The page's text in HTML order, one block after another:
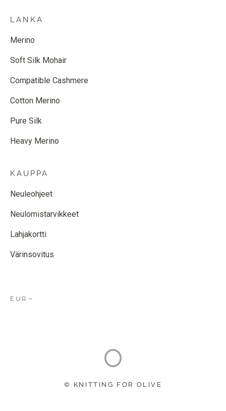
LANKA
Merino
Soft Silk Mohair
Compatible Cashmere
Cotton Merino
Pure Silk
Heavy Merino
KAUPPA
Neuleohjeet
Neulomistarvikkeet
Lahjakortti
Värinsovitus
EUR
© KNITTING FOR OLIVE